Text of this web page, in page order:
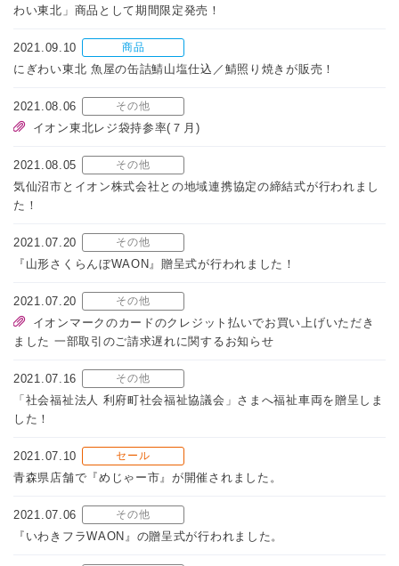
わい東北」商品として期間限定発売！
2021.09.10 商品
にぎわい東北 魚屋の缶詰鯖山塩仕込／鯖照り焼きが販売！
2021.08.06 その他
イオン東北レジ袋持参率(７月)
2021.08.05 その他
気仙沼市とイオン株式会社との地域連携協定の締結式が行われまし
た！
2021.07.20 その他
『山形さくらんぼWAON』贈呈式が行われました！
2021.07.20 その他
イオンマークのカードのクレジット払いでお買い上げいただき
ました 一部取引のご請求遅れに関するお知らせ
2021.07.16 その他
「社会福祉法人 利府町社会福祉協議会」さまへ福祉車両を贈呈しま
した！
2021.07.10 セール
青森県店舗で『めじゃー市』が開催されました。
2021.07.06 その他
『いわきフラWAON』の贈呈式が行われました。